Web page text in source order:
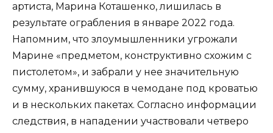
артиста, Марина Коташенко, лишилась в
результате ограбления в январе 2022 года.
Напомним, что злоумышленники угрожали
Марине «предметом, конструктивно схожим с
пистолетом», и забрали у нее значительную
сумму, хранившуюся в чемодане под кроватью
и в нескольких пакетах. Согласно информации
следствия, в нападении участвовали четверо